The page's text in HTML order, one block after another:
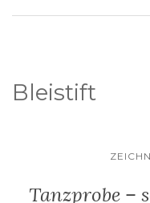
Bleistift
Tanzprobe –